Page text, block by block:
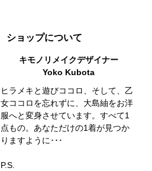
ショップについて
キモノリメイクデザイナー
Yoko Kubota
ヒラメキと遊びココロ、そして、乙
女ココロを忘れずに、大島紬をお洋
服へと変身させています。すべて1
点もの。あなただけの1着が見つか
りますように･･･
P.S.